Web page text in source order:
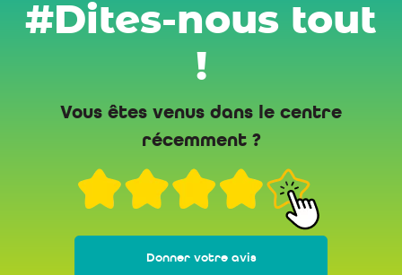
#Dites-nous tout
!
Vous êtes venus dans le centre
récemment ?
Donner votre avis